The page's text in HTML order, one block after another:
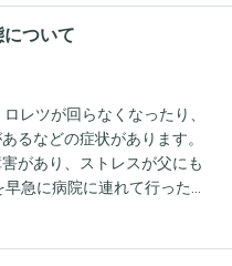
の主治医は、大丈夫と言っ
ついて
レツが回らなくなったり、
るなどの症状があります。
があり、ストレスが父にも
急に病院に連れて行った方
たら、おすすめの病院、先